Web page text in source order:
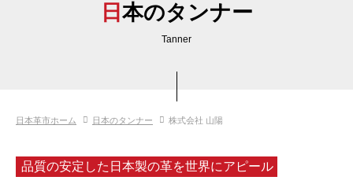
革市通信
日本の革の良さを知ろう
日本のタンナー
Tanner
日本革市ホーム 日本のタンナー 株式会社 山陽
品質の安定した日本製の革を世界にアピール